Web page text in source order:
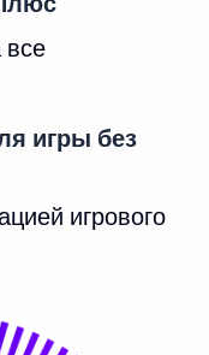
все
игры без
игрового